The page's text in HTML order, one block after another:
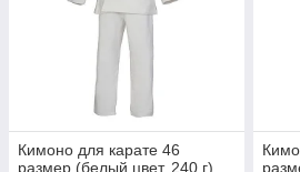
Кимоно для карате 46
размер (белый цвет, 240 г)